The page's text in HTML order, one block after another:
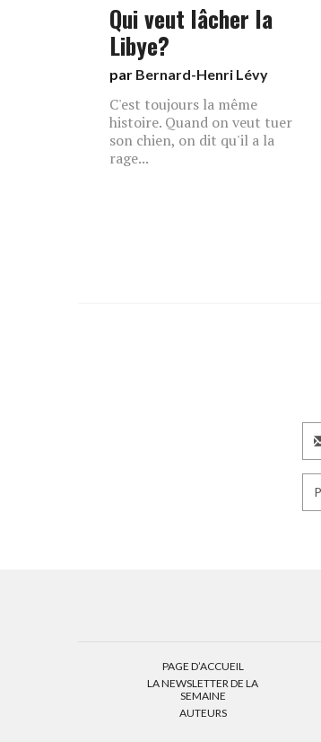
Qui veut lâcher la
Libye?
par Bernard-Henri Lévy
C'est toujours la même
histoire. Quand on veut tuer
son chien, on dit qu'il a la
rage...
PAGE D’ACCUEIL
LA NEWSLETTER DE LA
SEMAINE
AUTEURS